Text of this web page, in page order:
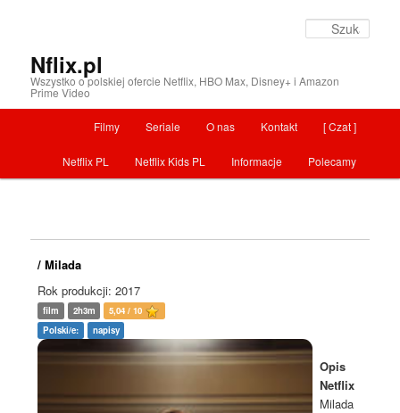
Nflix.pl
Wszystko o polskiej ofercie Netflix, HBO Max, Disney+ i Amazon
Prime Video
Menu główne
Przeskocz do tekstu [ Czat ]
Kontakt
O nas
Seriale
Filmy
Polecamy
Informacje
Netflix Kids PL
Netflix PL
/ Milada
Rok produkcji: 2017
film 2h3m
5,04 / 10
Polski/e:
napisy
Opis
Netflix
Milada